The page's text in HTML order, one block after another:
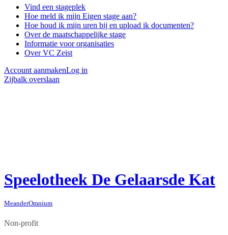
Vind een stageplek
Hoe meld ik mijn Eigen stage aan?
Hoe houd ik mijn uren bij en upload ik documenten?
Over de maatschappelijke stage
Informatie voor organisaties
Over VC Zeist
Account aanmakenLog in
Zijbalk overslaan
Speelotheek De Gelaarsde Kat
MeanderOmnium
Non-profit